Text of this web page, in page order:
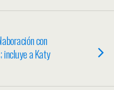
con
incluye a Katy